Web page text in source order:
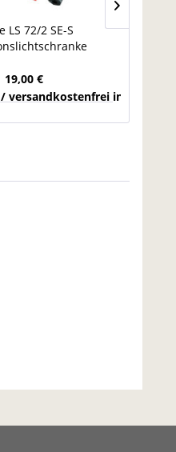
LS 72/2 SE-S
19,00 €
versandkostenfrei innerhalb